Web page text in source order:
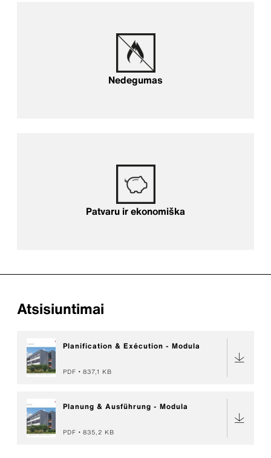
Nedegumas
Patvaru ir ekonomiška
Atsisiuntimai
Planification & Exécution - Modula
PDF 837,1 KB
Planung & Ausführung - Modula
PDF 835,2 KB